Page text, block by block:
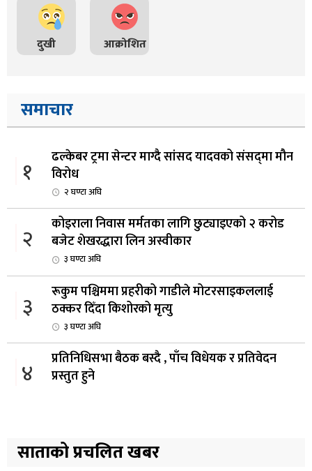
दुखी आक्रोशित
समाचार
१
ढल्केबर ट्रमा सेन्टर माग्दै सांसद यादवको संसद्‌मा मौन
विरोध
२ घण्टा अघि
२
कोइराला निवास मर्मतका लागि छुट्याइएको २ करोड
बजेट शेखरद्धारा लिन अस्वीकार
३ घण्टा अघि
३
रूकुम पश्चिममा प्रहरीको गाडीले मोटरसाइकललाई
ठक्कर दिँदा किशोरको मृत्यु
३ घण्टा अघि
४
प्रतिनिधिसभा बैठक बस्दै , पाँच विधेयक र प्रतिवेदन
प्रस्तुत हुने
५
सर्‍यो
४ घण्टा अघि
साताको प्रचलित खबर